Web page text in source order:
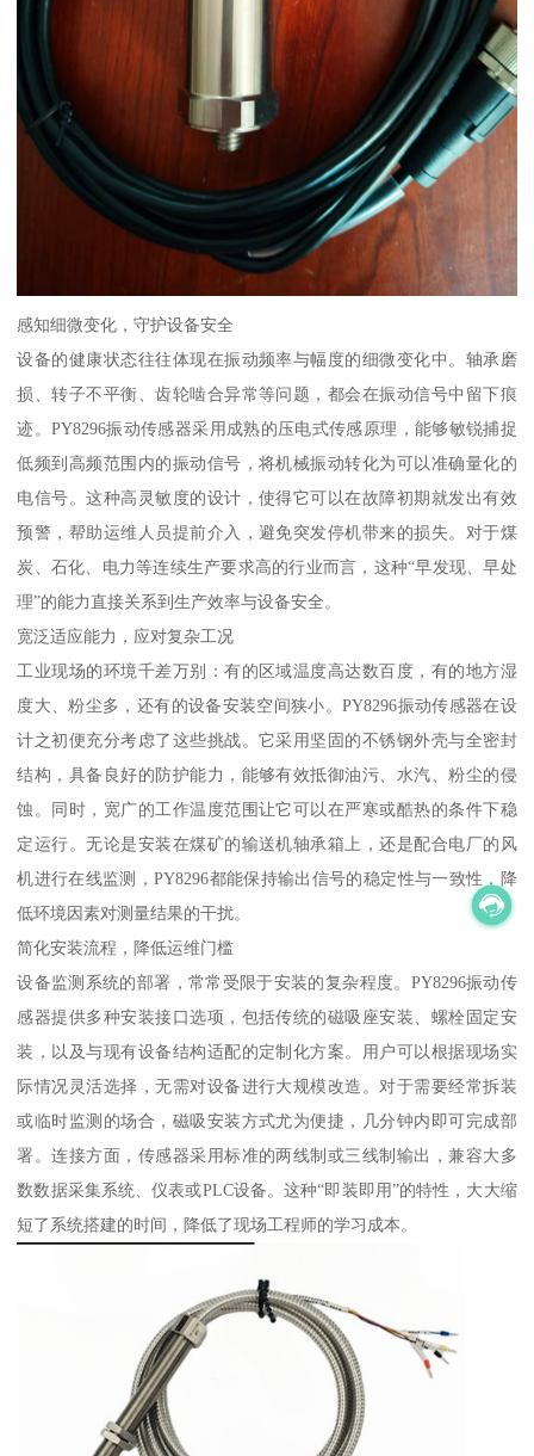
感知细微变化，守护设备安全
设备的健康状态往往体现在振动频率与幅度的细微变化中。轴承磨
损、转子不平衡、齿轮啮合异常等问题，都会在振动信号中留下痕
迹。PY8296振动传感器采用成熟的压电式传感原理，能够敏锐捕捉
低频到高频范围内的振动信号，将机械振动转化为可以准确量化的
电信号。这种高灵敏度的设计，使得它可以在故障初期就发出有效
预警，帮助运维人员提前介入，避免突发停机带来的损失。对于煤
炭、石化、电力等连续生产要求高的行业而言，这种“早发现、早处
理”的能力直接关系到生产效率与设备安全。
宽泛适应能力，应对复杂工况
工业现场的环境千差万别：有的区域温度高达数百度，有的地方湿
度大、粉尘多，还有的设备安装空间狭小。PY8296振动传感器在设
计之初便充分考虑了这些挑战。它采用坚固的不锈钢外壳与全密封
结构，具备良好的防护能力，能够有效抵御油污、水汽、粉尘的侵
蚀。同时，宽广的工作温度范围让它可以在严寒或酷热的条件下稳
定运行。无论是安装在煤矿的输送机轴承箱上，还是配合电厂的风
机进行在线监测，PY8296都能保持输出信号的稳定性与一致性，降
低环境因素对测量结果的干扰。
简化安装流程，降低运维门槛
设备监测系统的部署，常常受限于安装的复杂程度。PY8296振动传
感器提供多种安装接口选项，包括传统的磁吸座安装、螺栓固定安
装，以及与现有设备结构适配的定制化方案。用户可以根据现场实
际情况灵活选择，无需对设备进行大规模改造。对于需要经常拆装
或临时监测的场合，磁吸安装方式尤为便捷，几分钟内即可完成部
署。连接方面，传感器采用标准的两线制或三线制输出，兼容大多
数数据采集系统、仪表或PLC设备。这种“即装即用”的特性，大大缩
短了系统搭建的时间，降低了现场工程师的学习成本。